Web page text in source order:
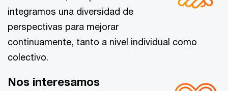
integramos una diversidad de
perspectivas para mejorar
continuamente, tanto a nivel individual como
colectivo.
Nos interesamos